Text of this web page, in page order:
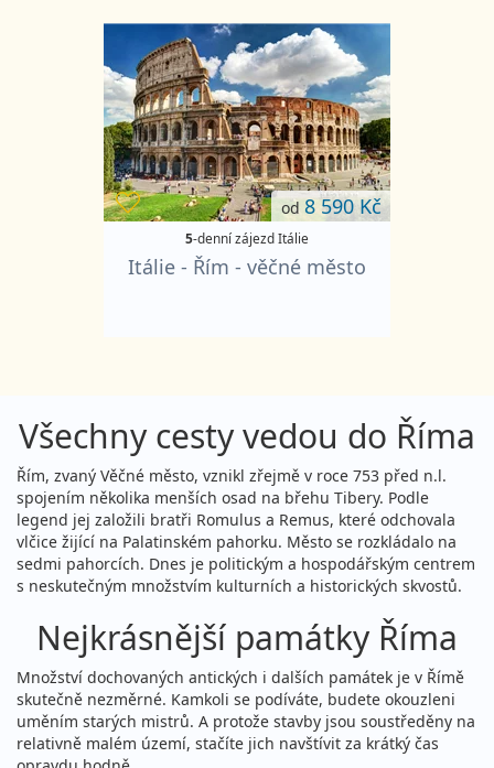
od 8 590 Kč
5-denní zájezd Itálie
Itálie - Řím - věčné město
Všechny cesty vedou do Říma
Řím, zvaný Věčné město, vznikl zřejmě v roce 753 před n.l.
spojením několika menších osad na břehu Tibery. Podle
legend jej založili bratři Romulus a Remus, které odchovala
vlčice žijící na Palatinském pahorku. Město se rozkládalo na
sedmi pahorcích. Dnes je politickým a hospodářským centrem
s neskutečným množstvím kulturních a historických skvostů.
Nejkrásnější památky Říma
Množství dochovaných antických i dalších památek je v Římě
skutečně nezměrné. Kamkoli se podíváte, budete okouzleni
uměním starých mistrů. A protože stavby jsou soustředěny na
relativně malém území, stačíte jich navštívit za krátký čas